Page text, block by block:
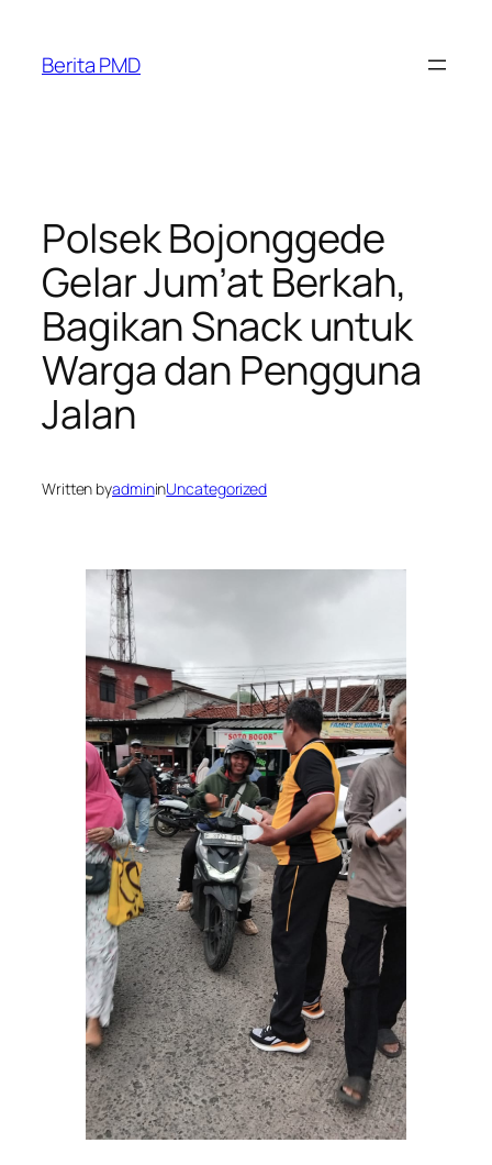
content
Berita PMD
Polsek Bojonggede
Gelar Jum’at Berkah,
Bagikan Snack untuk
Warga dan Pengguna
Jalan
Written byadmininUncategorized